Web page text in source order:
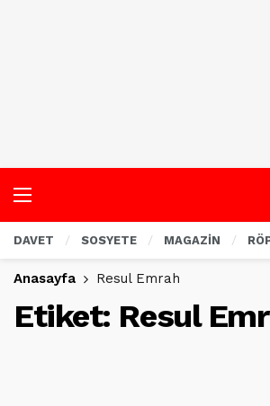
DAVET SOSYETE MAGAZİN
Anasayfa Resul Emrah
Etiket: Resul